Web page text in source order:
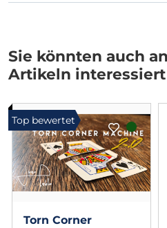
Sie könnten auch
Artikeln
Top bewertet
Torn Corner